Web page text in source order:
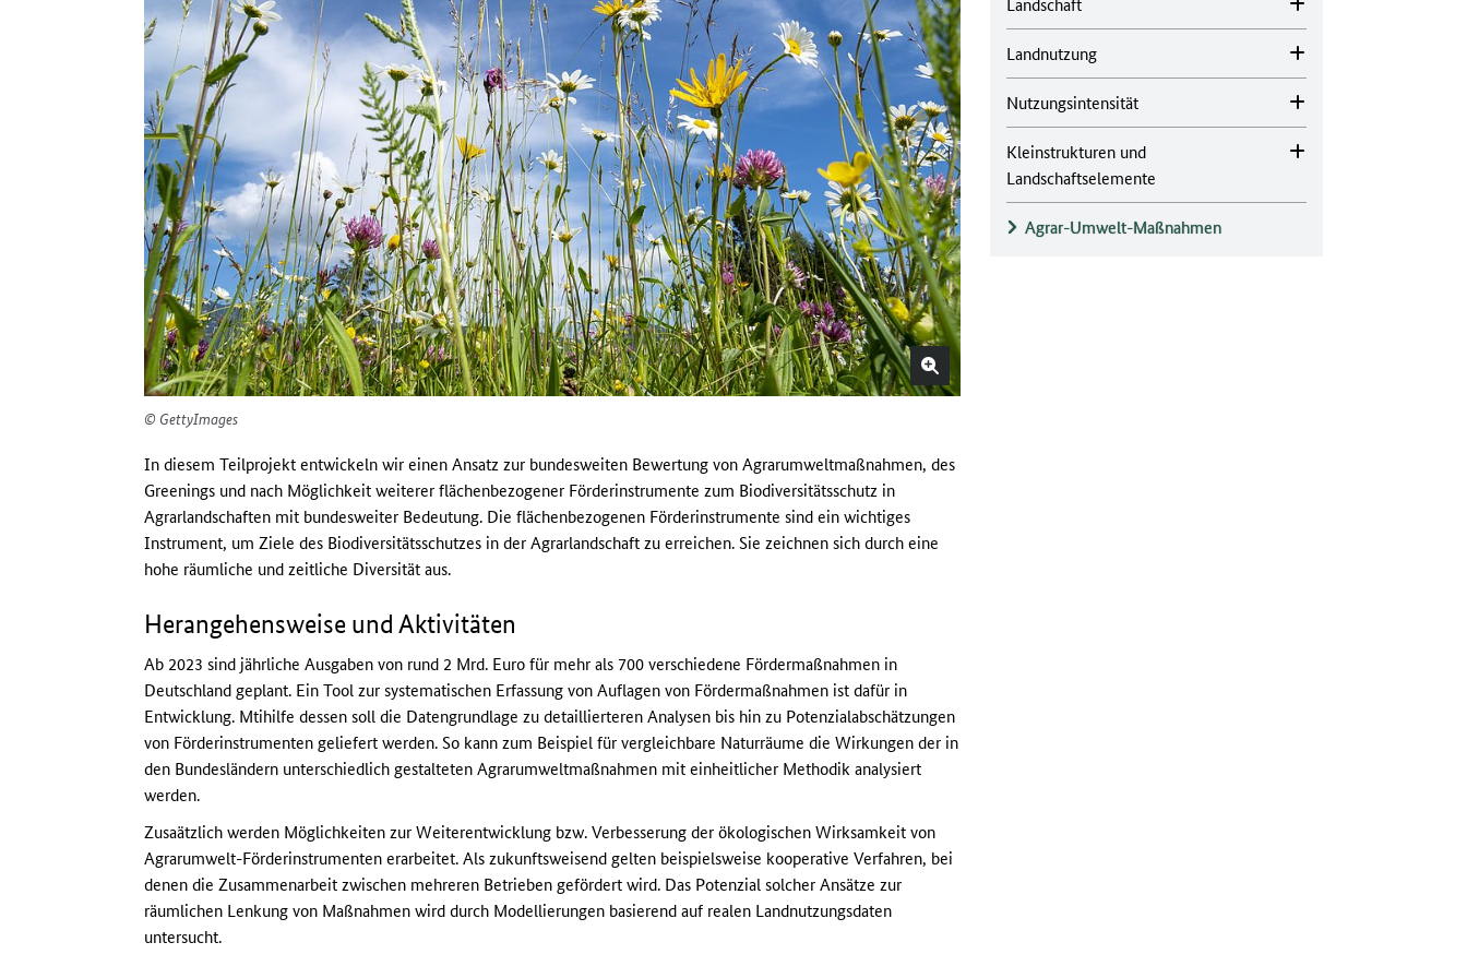
© GettyImages
In diesem Teilprojekt entwickeln wir einen Ansatz zur bundesweiten Bewertung von Agrarumweltmaßnahmen, des
Greenings und nach Möglichkeit weiterer flächenbezogener Förderinstrumente zum Biodiversitätsschutz in
Agrarlandschaften mit bundesweiter Bedeutung. Die flächenbezogenen Förderinstrumente sind ein wichtiges
Instrument, um Ziele des Biodiversitätsschutzes in der Agrarlandschaft zu erreichen. Sie zeichnen sich durch eine
hohe räumliche und zeitliche Diversität aus.
Herangehensweise und Aktivitäten
Ab 2023 sind jährliche Ausgaben von rund 2 Mrd. Euro für mehr als 700 verschiedene Fördermaßnahmen in
Deutschland geplant. Ein Tool zur systematischen Erfassung von Auflagen von Fördermaßnahmen ist dafür in
Entwicklung. Mtihilfe dessen soll die Datengrundlage zu detaillierteren Analysen bis hin zu Potenzialabschätzungen
von Förderinstrumenten geliefert werden. So kann zum Beispiel für vergleichbare Naturräume die Wirkungen der in
den Bundesländern unterschiedlich gestalteten Agrarumweltmaßnahmen mit einheitlicher Methodik analysiert
werden.
Zusaätzlich werden Möglichkeiten zur Weiterentwicklung bzw. Verbesserung der ökologischen Wirksamkeit von
Agrarumwelt-Förderinstrumenten erarbeitet. Als zukunftsweisend gelten beispielsweise kooperative Verfahren, bei
denen die Zusammenarbeit zwischen mehreren Betrieben gefördert wird. Das Potenzial solcher Ansätze zur
räumlichen Lenkung von Maßnahmen wird durch Modellierungen basierend auf realen Landnutzungsdaten
untersucht.
Landnutzung
Nutzungsintensität
Kleinstrukturen und
Landschaftselemente
Agrar-Umwelt-Maßnahmen